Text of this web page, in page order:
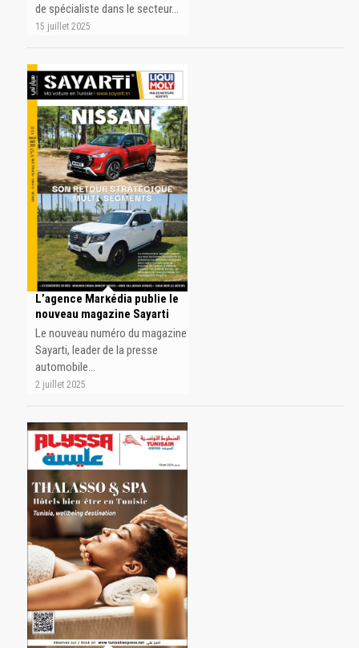
de spécialiste dans le secteur…
15 juillet 2025
L’agence Markédia publie le
nouveau magazine Sayarti
Le nouveau numéro du magazine
Sayarti, leader de la presse
automobile…
2 juillet 2025